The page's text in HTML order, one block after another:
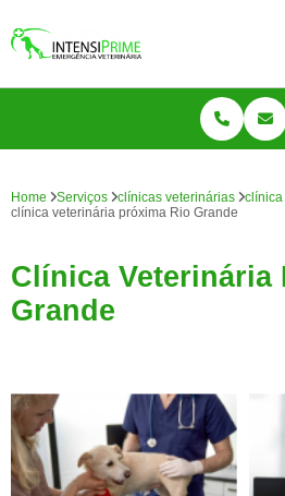
Home Serviços clínicas veterinárias
clínica
clínica veterinária próxima Rio Grande
Clínica Veterinária
Grande